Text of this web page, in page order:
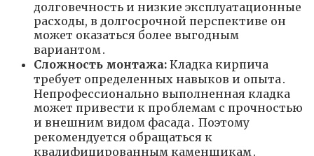
долговечность и низкие эксплуатационные
расходы, в долгосрочной перспективе он
может оказаться более выгодным
вариантом․
Сложность монтажа: Кладка кирпича
требует определенных навыков и опыта․
Непрофессионально выполненная кладка
может привести к проблемам с прочностью
и внешним видом фасада․ Поэтому
рекомендуется обращаться к
квалифицированным каменщикам․